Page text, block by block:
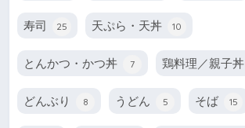
寿司 25 天ぷら・天丼 10
とんかつ・かつ丼 7 鶏料理／親子丼
どんぶり 8 うどん 5 そば 15